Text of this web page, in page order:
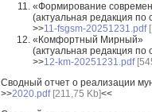
«Формирование
(актуальная редакция по
>>11-fsgsm-20251231.pdf
«Комфортный Мирный»
(актуальная редакция по
>>12-km-20251231.pdf
Сводный отчет о реализации
>>2020.pdf[211,75 Kb]<<